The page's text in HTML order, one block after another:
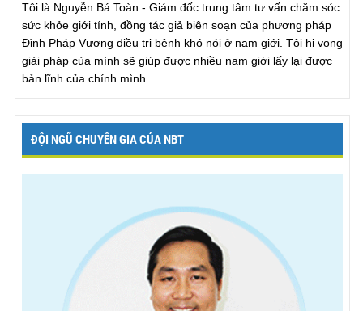
Tôi là Nguyễn Bá Toàn - Giám đốc trung tâm tư vấn chăm sóc
sức khỏe giới tính, đồng tác giả biên soạn của phương pháp
Đỉnh Pháp Vương điều trị bệnh khó nói ở nam giới. Tôi hi vọng
giải pháp của mình sẽ giúp được nhiều nam giới lấy lại được
bản lĩnh của chính mình.
ĐỘI NGŨ CHUYÊN GIA CỦA NBT